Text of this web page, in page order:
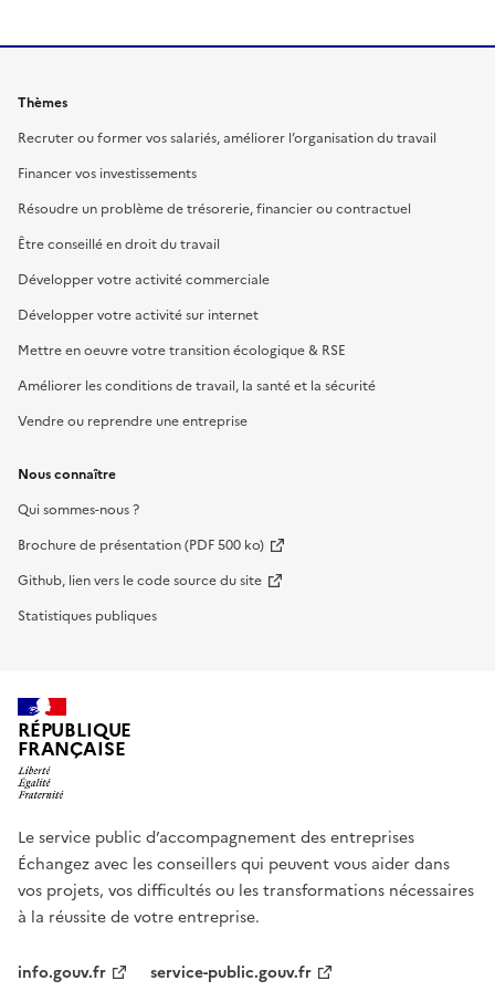
Thèmes
Recruter ou former vos salariés, améliorer l’organisation du travail
Financer vos investissements
Résoudre un problème de trésorerie, financier ou contractuel
Être conseillé en droit du travail
Développer votre activité commerciale
Développer votre activité sur internet
Mettre en oeuvre votre transition écologique & RSE
Améliorer les conditions de travail, la santé et la sécurité
Vendre ou reprendre une entreprise
Nous connaître
Qui sommes-nous ?
Brochure de présentation (PDF 500 ko)
Github, lien vers le code source du site
Statistiques publiques
RÉPUBLIQUE
FRANÇAISE
Le service public d’accompagnement des entreprises
Échangez avec les conseillers qui peuvent vous aider dans
vos projets, vos difficultés ou les transformations nécessaires
à la réussite de votre entreprise.
info.gouv.fr service-public.gouv.fr